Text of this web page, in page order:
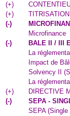
(+)
(+)
TITRISATION
(-)
Microfinance
(-)
BALE II / III
La
Impact de
Solvency II
La
(+)
DIRECTIVE
(-)
SEPA -
SEPA